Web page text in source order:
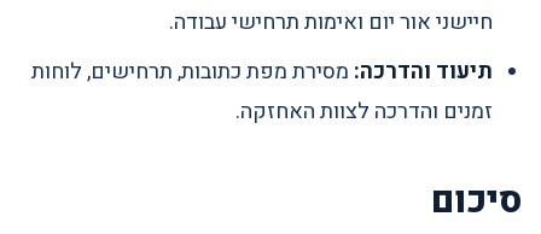
חיישני אור יום ואימות תרחישי עבודה.
תיעוד והדרכה: מסירת מפת כתובות, תרחישים, לוחות
זמנים והדרכה לצוות האחזקה.
סיכום